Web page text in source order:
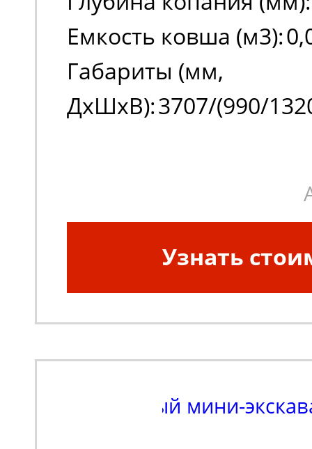
Емкость ковша (м3):
Габариты (мм,
ДxШxВ):3707/(990/
Узнать